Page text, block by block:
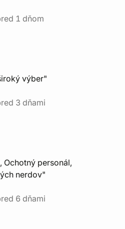
1 dňom
výber"
3 dňami
Ochotný personál,
nerdov"
6 dňami